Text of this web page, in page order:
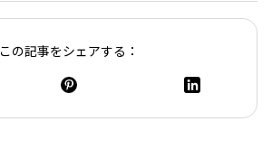
この記事をシェアする：